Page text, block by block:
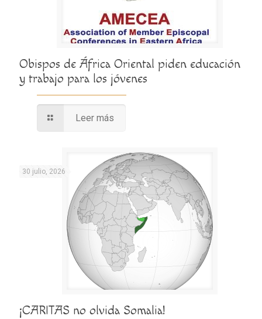
Obispos de África Oriental piden educación
y trabajo para los jóvenes
Leer más
30 julio, 2026
¡CARITAS no olvida Somalia!